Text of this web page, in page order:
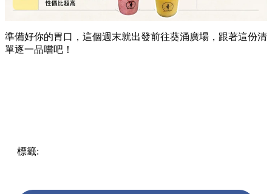
準備好你的胃口，這個週末就出發前往葵涌廣場，跟著這份清
單逐一品嚐吧！
標籤: